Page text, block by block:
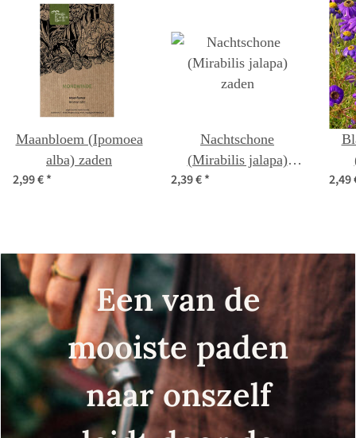
Maanbloem (Ipomoea
alba) zaden
2,99 €*
Nachtschone
(Mirabilis jalapa)
2,39 €* 2,49
Een van de
mooiste paden
naar onszelf